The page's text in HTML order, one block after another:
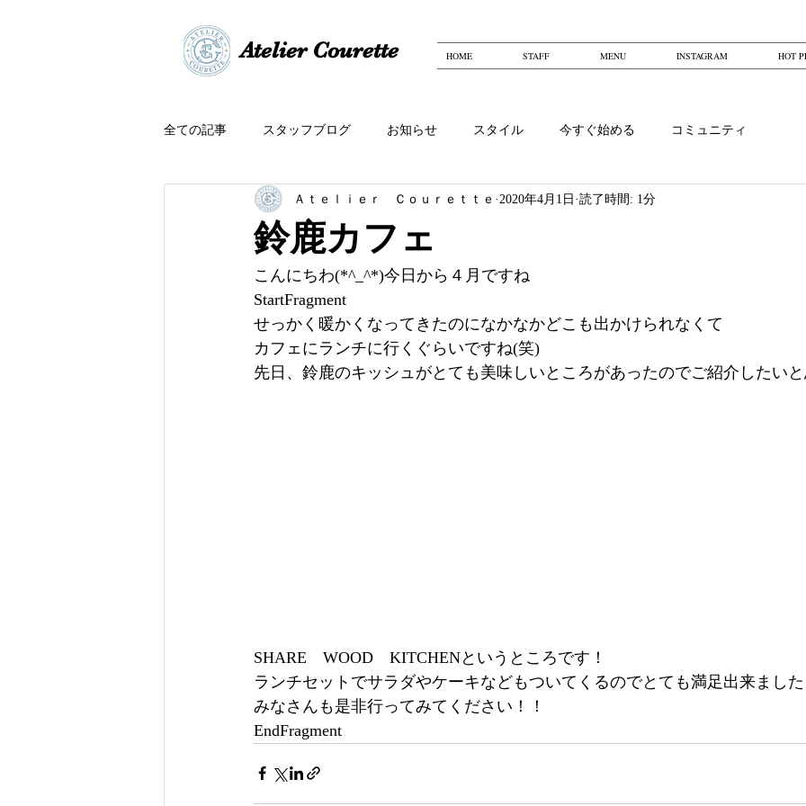
​​Atelier Courette​ HOME STAFF MENU INSTAGRAM HOT
全ての記事 スタッフブログ お知らせ スタイル 今すぐ始める コミュニティ
鈴鹿カフェ
Ａｔｅｌｉｅｒ Ｃｏｕｒｅｔｔｅ 2020年4月1日 読了時間: 1分
こんにちわ(*^_^*)今日から４月ですね
StartFragment
せっかく暖かくなってきたのになかなかどこも出かけられなくて
カフェにランチに行くぐらいですね(笑)
先日、鈴鹿のキッシュがとても美味しいところがあったのでご紹介したい
SHARE　WOOD　KITCHENというところです！
ランチセットでサラダやケーキなどもついてくるのでとても満足出来まし
みなさんも是非行ってみてください！！
EndFragment